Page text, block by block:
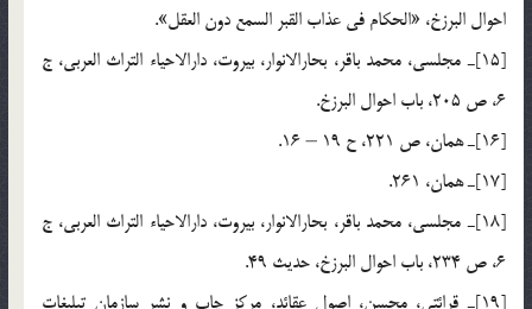
احوال البرزخ، «الحكام في عذاب القبر السمع دون العقل».
[15]ـ مجلسي، محمد باقر، بحارالانوار، بيروت، دارالاحياء التراث العربي، ج
6، ص 205، باب احوال البرزخ.
[16]ـ همان، ص 221، ح 19 – 16.
[17]ـ همان، 261.
[18]ـ مجلسي، محمد باقر، بحارالانوار، بيروت، دارالاحياء التراث العربي، ج
6، ص 234، باب احوال البرزخ، حديث 49.